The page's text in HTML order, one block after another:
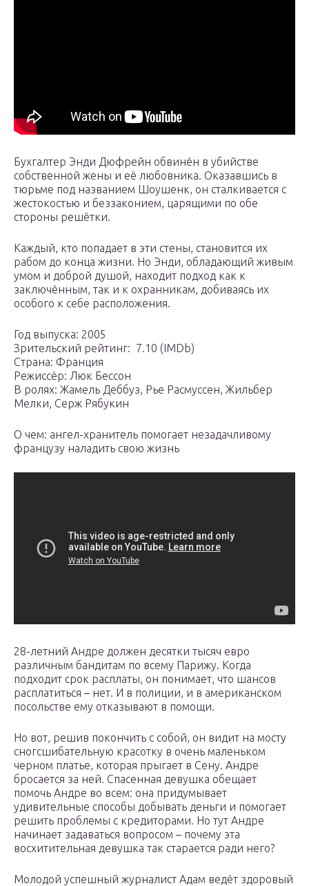
Бухгалтер Энди Дюфрейн обвинён в убийстве
собственной жены и её любовника. Оказавшись в
тюрьме под названием Шоушенк, он сталкивается с
жестокостью и беззаконием, царящими по обе
стороны решётки.
Каждый, кто попадает в эти стены, становится их
рабом до конца жизни. Но Энди, обладающий живым
умом и доброй душой, находит подход как к
заключённым, так и к охранникам, добиваясь их
особого к себе расположения.
Год выпуска: 2005
Зрительский рейтинг: ️ 7.10 (IMDb)
Страна: Франция
Режиссёр: Люк Бессон
В ролях: Жамель Деббуз, Рье Расмуссен, Жильбер
Мелки, Серж Рябукин
О чем: ангел-хранитель помогает незадачливому
французу наладить свою жизнь
28-летний Андре должен десятки тысяч евро
различным бандитам по всему Парижу. Когда
подходит срок расплаты, он понимает, что шансов
расплатиться – нет. И в полиции, и в американском
посольстве ему отказывают в помощи.
Но вот, решив покончить с собой, он видит на мосту
сногсшибательную красотку в очень маленьком
черном платье, которая прыгает в Сену. Андре
бросается за ней. Спасенная девушка обещает
помочь Андре во всем: она придумывает
удивительные способы добывать деньги и помогает
решить проблемы с кредиторами. Но тут Андре
начинает задаваться вопросом – почему эта
восхитительная девушка так старается ради него?
Молодой успешный журналист Адам ведёт здоровый